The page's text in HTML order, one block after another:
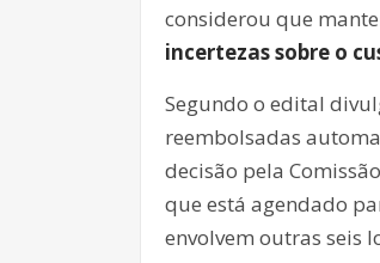
considerou que
incertezas sobre o
Segundo o edital
reembolsadas
decisão pela
que está agendado
envolvem outras seis